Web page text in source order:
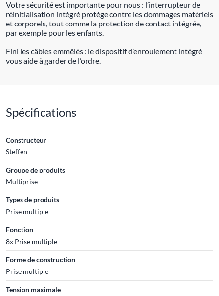
Votre sécurité est importante pour nous : l’interrupteur de
réinitialisation intégré protège contre les dommages matériels
et corporels, tout comme la protection de contact intégrée,
par exemple pour les enfants.
Fini les câbles emmêlés : le dispositif d’enroulement intégré
vous aide à garder de l’ordre.
Spécifications
Constructeur
Steffen
Groupe de produits
Multiprise
Types de produits
Prise multiple
Fonction
8x Prise multiple
Forme de construction
Prise multiple
Tension maximale